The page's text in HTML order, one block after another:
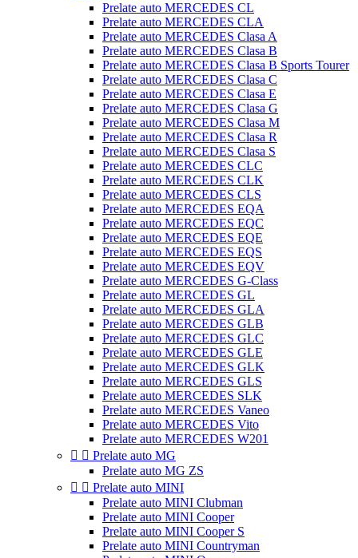
Prelate auto MERCEDES CL
Prelate auto MERCEDES CLA
Prelate auto MERCEDES Clasa A
Prelate auto MERCEDES Clasa B
Prelate auto MERCEDES Clasa B Sports Tourer
Prelate auto MERCEDES Clasa C
Prelate auto MERCEDES Clasa E
Prelate auto MERCEDES Clasa G
Prelate auto MERCEDES Clasa M
Prelate auto MERCEDES Clasa R
Prelate auto MERCEDES Clasa S
Prelate auto MERCEDES CLC
Prelate auto MERCEDES CLK
Prelate auto MERCEDES CLS
Prelate auto MERCEDES EQA
Prelate auto MERCEDES EQC
Prelate auto MERCEDES EQE
Prelate auto MERCEDES EQS
Prelate auto MERCEDES EQV
Prelate auto MERCEDES G-Class
Prelate auto MERCEDES GL
Prelate auto MERCEDES GLA
Prelate auto MERCEDES GLB
Prelate auto MERCEDES GLC
Prelate auto MERCEDES GLE
Prelate auto MERCEDES GLK
Prelate auto MERCEDES GLS
Prelate auto MERCEDES SLK
Prelate auto MERCEDES Vaneo
Prelate auto MERCEDES Vito
Prelate auto MERCEDES W201
  Prelate auto MG
Prelate auto MG ZS
  Prelate auto MINI
Prelate auto MINI Clubman
Prelate auto MINI Cooper
Prelate auto MINI Cooper S
Prelate auto MINI Countryman